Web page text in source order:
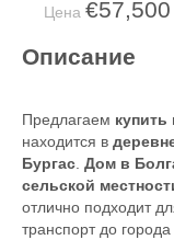
Цена €57,500
Описание
Предлагаем купить
находится в
Бургас. Дом в
сельской
отлично подходит
транспорт до города